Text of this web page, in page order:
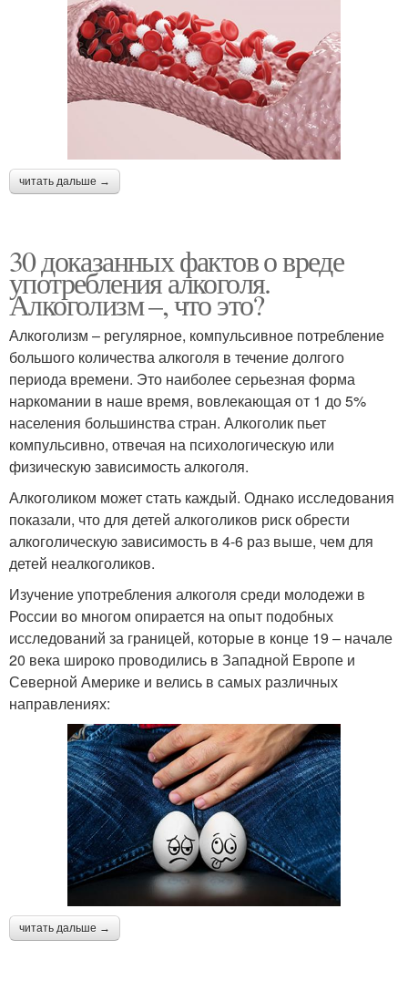
читать дальше →
30 доказанных фактов о вреде
употребления алкоголя.
Алкоголизм –, что это?
Алкоголизм – регулярное, компульсивное потребление
большого количества алкоголя в течение долгого
периода времени. Это наиболее серьезная форма
наркомании в наше время, вовлекающая от 1 до 5%
населения большинства стран. Алкоголик пьет
компульсивно, отвечая на психологическую или
физическую зависимость алкоголя.
Алкоголиком может стать каждый. Однако исследования
показали, что для детей алкоголиков риск обрести
алкоголическую зависимость в 4-6 раз выше, чем для
детей неалкоголиков.
Изучение употребления алкоголя среди молодежи в
России во многом опирается на опыт подобных
исследований за границей, которые в конце 19 – начале
20 века широко проводились в Западной Европе и
Северной Америке и велись в самых различных
направлениях:
читать дальше →